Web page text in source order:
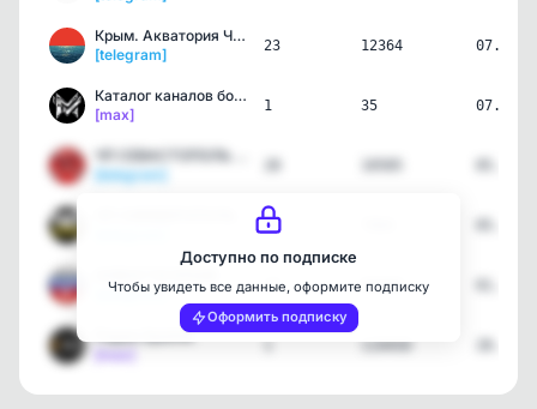
Крым. Акватория Чёрного …
[telegram]
23 12364
Каталог каналов ботов в …
[max]
1 35
[telegram]
31
[telegram]
27 94469
Радио Sputnik
1 119450
Доступно по подписке
Чтобы увидеть все данные, оформите подписку
Оформить подписку